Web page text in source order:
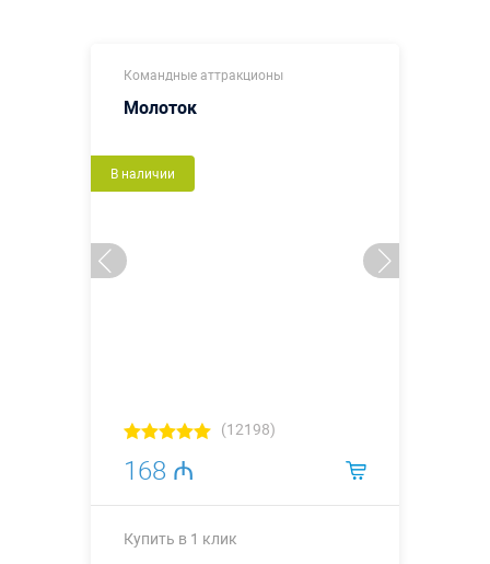
Командные аттракционы
Молоток
В наличии
(12198)
168 ₼
Купить в 1 клик